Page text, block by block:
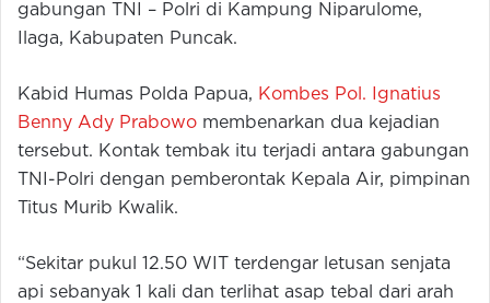
gabungan TNI – Polri di Kampung Niparulome,
Ilaga, Kabupaten Puncak.
Kabid Humas Polda Papua, Kombes Pol. Ignatius
Benny Ady Prabowo membenarkan dua kejadian
tersebut. Kontak tembak itu terjadi antara gabungan
TNI-Polri dengan pemberontak Kepala Air, pimpinan
Titus Murib Kwalik.
“Sekitar pukul 12.50 WIT terdengar letusan senjata
api sebanyak 1 kali dan terlihat asap tebal dari arah